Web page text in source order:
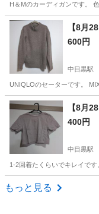
H＆Mのカーディガンです。
東京 目黒区 中目黒
【8月
600円
中目黒駅
UNIQLOのセーターです。
東京 目黒区 中目黒
【8月
400円
中目黒駅
1-2回着たくらいでキレイです
東京 目黒区
もっと見る